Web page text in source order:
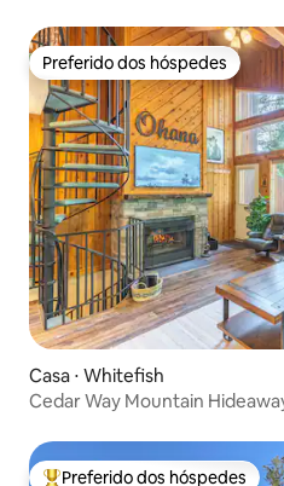
Preferido dos hóspedes
Preferido dos hóspedes
Casa ⋅ Whitefish
Cedar Way Mountain
Preferido dos hóspedes